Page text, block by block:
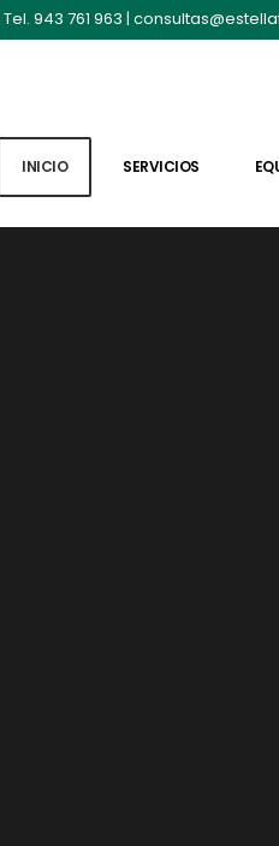
Tel. 943 761 963 |
INICIO SERVICIOS